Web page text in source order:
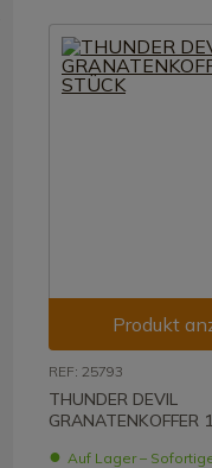
Produkt
REF: 25793
THUNDER DEVIL
GRANATENKOFFER
Auf Lager –